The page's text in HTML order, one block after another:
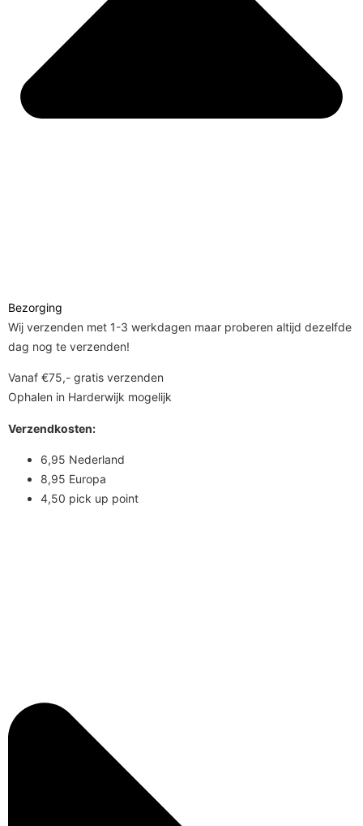
Bezorging
Wij verzenden met 1-3 werkdagen maar proberen altijd dezelfde
dag nog te verzenden!
Vanaf €75,- gratis verzenden
Ophalen in Harderwijk mogelijk
Verzendkosten:
6,95 Nederland
8,95 Europa
4,50 pick up point